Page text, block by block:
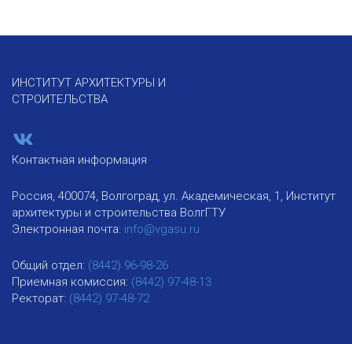
ИНСТИТУТ АРХИТЕКТУРЫ И
СТРОИТЕЛЬСТВА
Контактная информация
Россия, 400074, Волгоград, ул. Академическая, 1, Институт
архитектуры и строительства ВолгГТУ
Электронная почта: info@vgasu.ru
Общий отдел: (8442) 96-98-26
Приемная комиссия: (8442) 97-48-13
Ректорат: (8442) 97-48-72